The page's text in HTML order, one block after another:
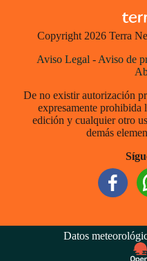
Copyright 2026 Terra
Aviso Legal - Aviso de
De no existir autorización
expresamente prohibida
edición y cualquier otro
demás
Datos